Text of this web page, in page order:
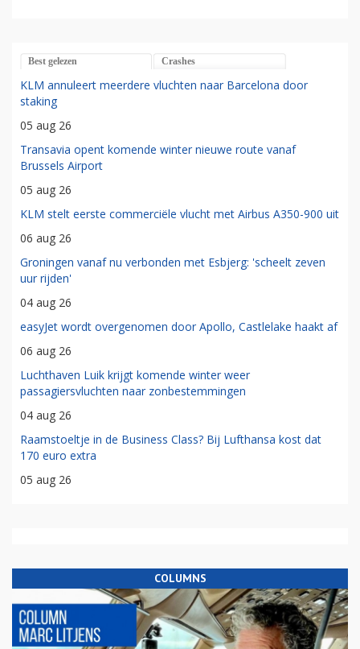
Best gelezen Crashes
KLM annuleert meerdere vluchten naar Barcelona door
staking
05 aug 26
Transavia opent komende winter nieuwe route vanaf
Brussels Airport
05 aug 26
KLM stelt eerste commerciële vlucht met Airbus A350-900 uit
06 aug 26
Groningen vanaf nu verbonden met Esbjerg: 'scheelt zeven
uur rijden'
04 aug 26
easyJet wordt overgenomen door Apollo, Castlelake haakt af
06 aug 26
Luchthaven Luik krijgt komende winter weer
passagiersvluchten naar zonbestemmingen
04 aug 26
Raamstoeltje in de Business Class? Bij Lufthansa kost dat
170 euro extra
05 aug 26
COLUMNS